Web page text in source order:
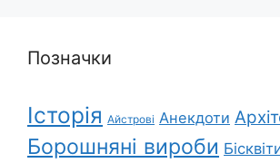
Позначки
Історія Айстрові Анекдоти
Борошняні вироби